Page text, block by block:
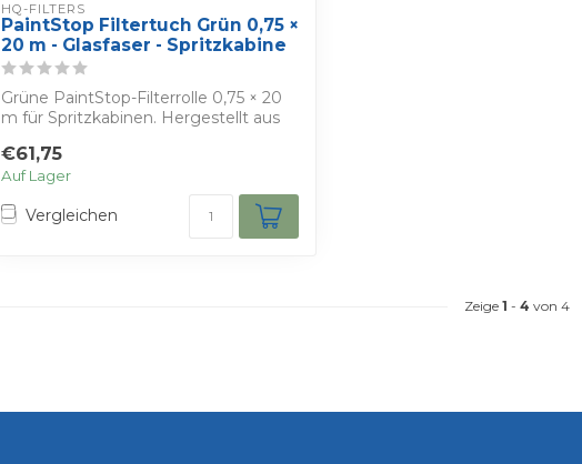
HQ-FILTERS
PaintStop Filtertuch Grün 0,75 ×
20 m - Glasfaser - Spritzkabine
Grüne PaintStop-Filterrolle 0,75 × 20
m für Spritzkabinen. Hergestellt aus
€61,75
Auf Lager
Vergleichen
Zeige 1 - 4 von 4